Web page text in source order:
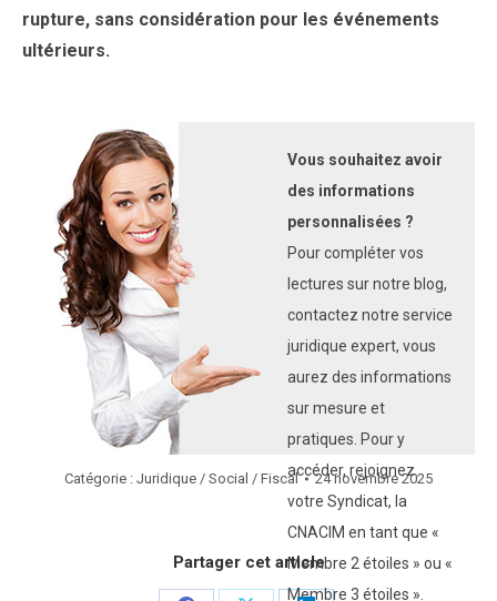
rupture, sans considération pour les événements
ultérieurs.
Vous souhaitez avoir
des informations
personnalisées ?
Pour compléter vos
lectures sur notre blog,
contactez notre service
juridique expert, vous
aurez des informations
sur mesure et
pratiques. Pour y
accéder, rejoignez
votre Syndicat, la
CNACIM en tant que «
Membre 2 étoiles » ou «
Membre 3 étoiles ».
Catégorie : Juridique / Social / Fiscal 24 novembre 2025
Partager cet article